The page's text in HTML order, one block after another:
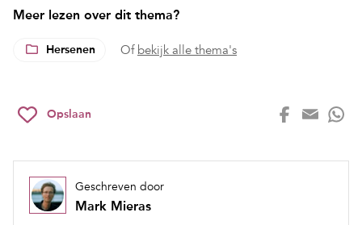
Meer lezen over dit thema?
Hersenen Of bekijk alle thema's
Opslaan
Geschreven door
Mark Mieras